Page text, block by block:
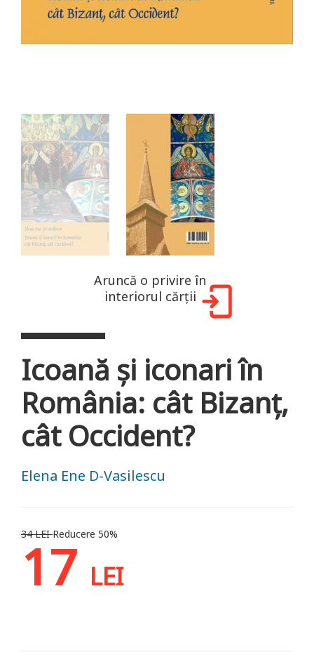
Aruncă o privire în
interiorul cărții
Icoană şi iconari în
România: cât Bizanţ,
cât Occident?
Elena Ene D-Vasilescu
34 LEIReducere 50%
17 LEI